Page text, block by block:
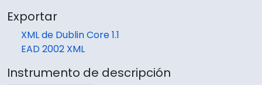
Exportar
XML de Dublin Core 1.1
EAD 2002 XML
Instrumento de descripción